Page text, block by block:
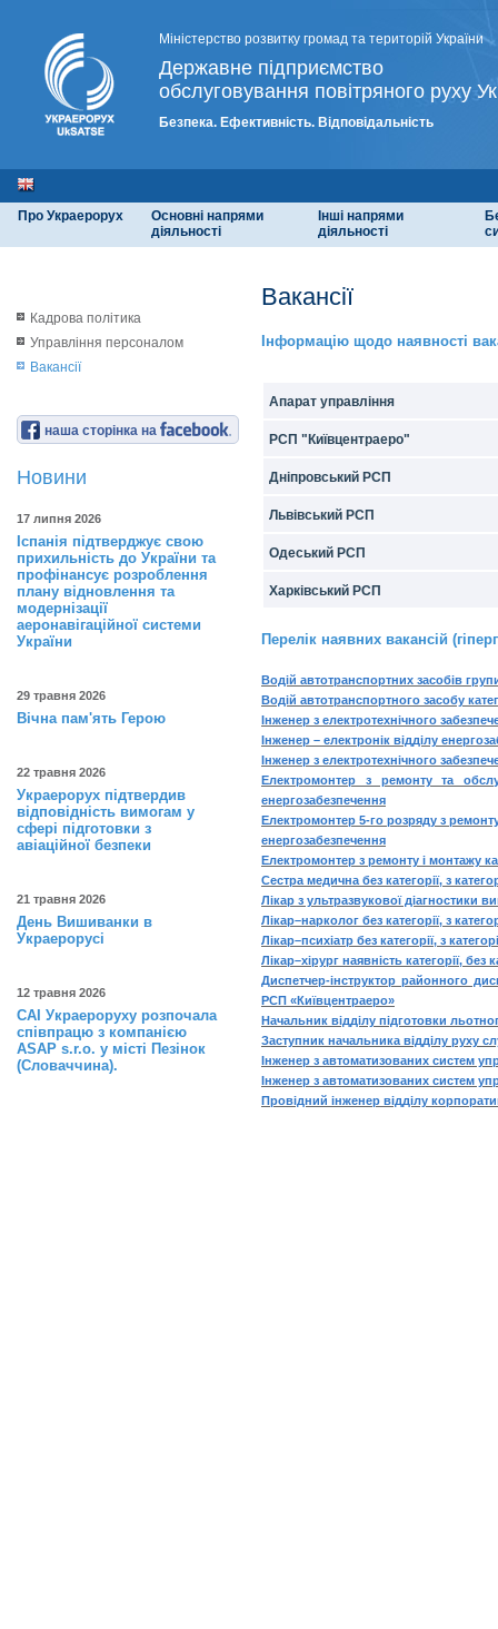
Міністерство розвитку громад та територій України
Державне підприємство
обслуговування повітряного руху
Безпека. Ефективність. Відповідальність
Про Украерорух
Основні напрями
діяльності
Інші напрями
діяльності
Кадрова політика
Управління персоналом
Вакансії
наша сторінка на
Новини
17 липня 2026
Іспанія підтверджує свою
прихильність до України та
профінансує розроблення
плану відновлення та
модернізації
аеронавігаційної системи
України
29 травня 2026
Вічна пам'ять Герою
22 травня 2026
Украерорух підтвердив
відповідність вимогам у
сфері підготовки з
авіаційної безпеки
21 травня 2026
День Вишиванки в
Украерорусі
12 травня 2026
САІ Украероруху розпочала
співпрацю з компанією
ASAP s.r.o. у місті Пезінок
(Словаччина).
Вакансії
Інформацію щодо наявності
Апарат управління
РСП "Київцентраеро"
Дніпровський РСП
Львівський РСП
Одеський РСП
Харківський РСП
Перелік наявних вакансій
Водій автотранспортних засобів
Водій автотранспортного засобу
Інженер з електротехнічного
Інженер – електронік відділу
Інженер з електротехнічного
Електромонтер з ремонту та
енергозабезпечення
Електромонтер 5-го розряду з
енергозабезпечення
Електромонтер з ремонту і монтажу
Cестра медична без категорії, з
Лікар з ультразвукової діагностики
Лікар–нарколог без категорії, з
Лікар–психіатр без категорії, з
Лікар–хірург наявність категорії,
Диспетчер-інструктор районного
РСП «Київцентраеро»
Начальник відділу підготовки
Заступник начальника відділу руху
Інженер з автоматизованих систем
Інженер з автоматизованих систем
Провідний інженер відділу